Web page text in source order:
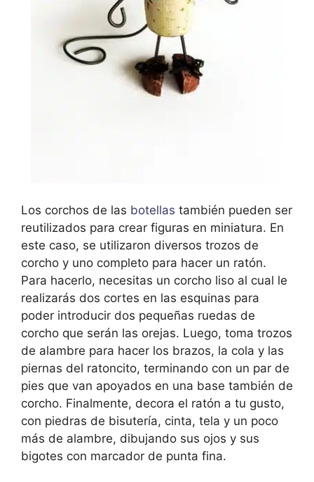
Los corchos de las botellas también pueden ser
reutilizados para crear figuras en miniatura. En
este caso, se utilizaron diversos trozos de
corcho y uno completo para hacer un ratón.
Para hacerlo, necesitas un corcho liso al cual le
realizarás dos cortes en las esquinas para
poder introducir dos pequeñas ruedas de
corcho que serán las orejas. Luego, toma trozos
de alambre para hacer los brazos, la cola y las
piernas del ratoncito, terminando con un par de
pies que van apoyados en una base también de
corcho. Finalmente, decora el ratón a tu gusto,
con piedras de bisutería, cinta, tela y un poco
más de alambre, dibujando sus ojos y sus
bigotes con marcador de punta fina.